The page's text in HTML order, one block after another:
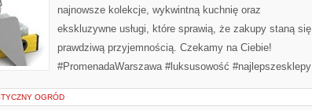
najnowsze kolekcje, wykwintną kuchnię oraz
ekskluzywne usługi, które sprawią, że zakupy staną się
prawdziwą przyjemnością. Czekamy na Ciebie!
#PromenadaWarszawa #luksusowość #najlepszesklepy
OGRÓD